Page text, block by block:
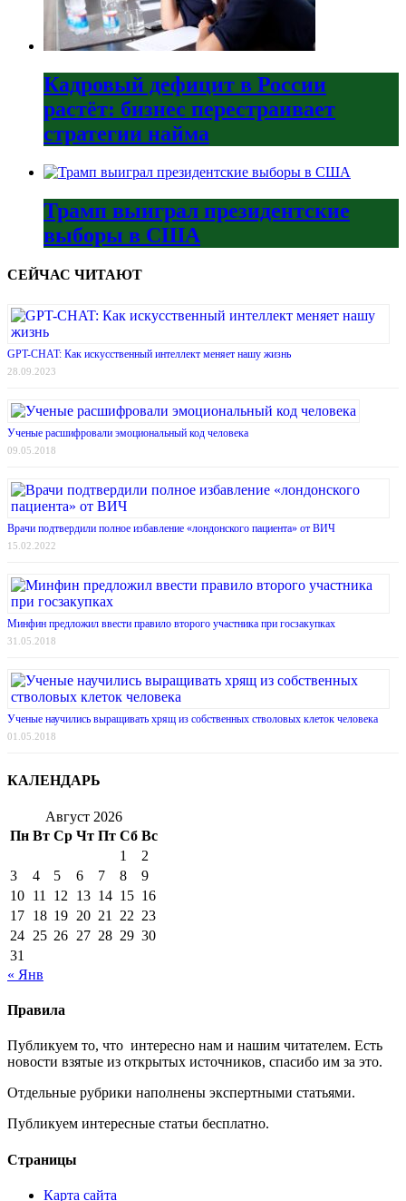
Кадровый дефицит в России
растёт: бизнес перестраивает
стратегии найма
Трамп выиграл президентские
выборы в США
СЕЙЧАС ЧИТАЮТ
GPT-CHAT: Как искусственный интеллект меняет нашу жизнь
28.09.2023
Ученые расшифровали эмоциональный код человека
09.05.2018
Врачи подтвердили полное избавление «лондонского пациента» от ВИЧ
15.02.2022
Минфин предложил ввести правило второго участника при госзакупках
31.05.2018
Ученые научились выращивать хрящ из собственных стволовых клеток человека
01.05.2018
КАЛЕНДАРЬ
Август 2026
Пн Вт Ср Чт Пт Сб Вс
1
2
3
4 5 6 7 8
9
10 11 12 13 14 15 16
17 18 19 20 21 22 23
24 25 26 27 28 29 30
31
« Янв
Правила
Публикуем то, что интересно нам и нашим читателем. Есть
новости взятые из открытых источников, спасибо им за это.
Отдельные рубрики наполнены экспертными статьями.
Публикуем интересные статьи бесплатно.
Страницы
Карта сайта